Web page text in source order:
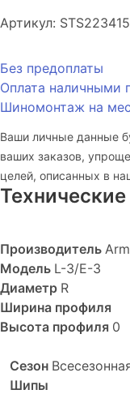
3/
Артикул: STS223415
Без предоплаты
Оплата наличными
Шиномонтаж на
Ваши личные данные
ваших заказов,
целей, описанных в
Производитель
Модель L-3/E-3
Диаметр R
Ширина профиля
Высота профиля 0
Сезон
Шипы